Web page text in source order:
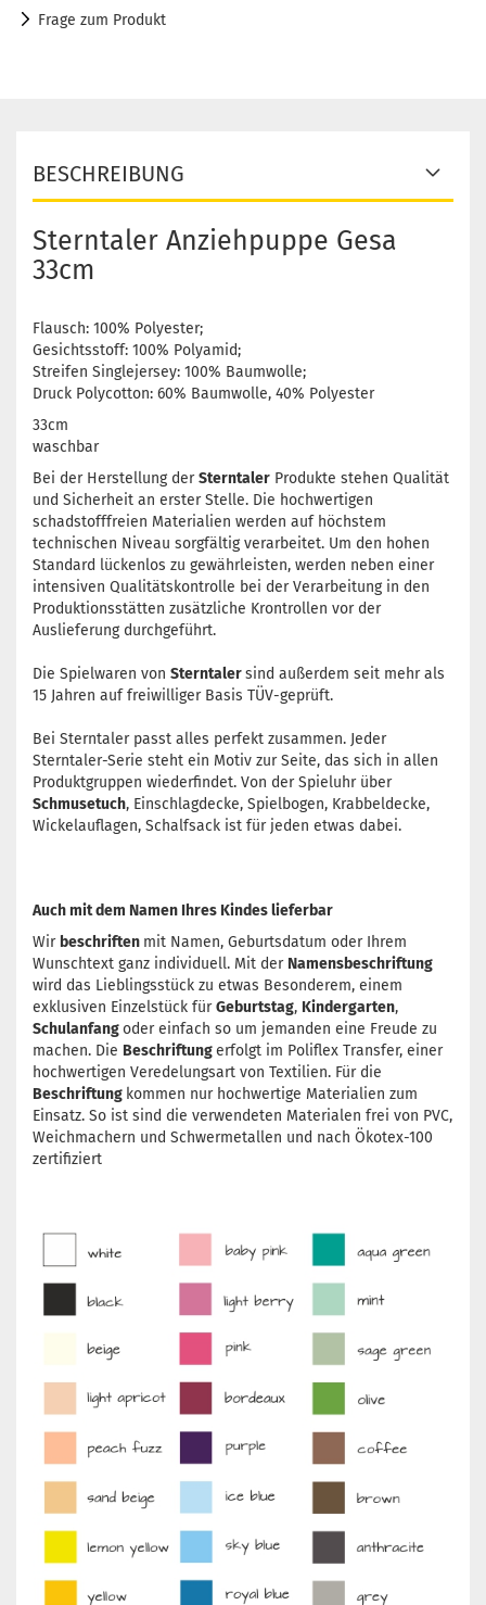
Frage zum Produkt
BESCHREIBUNG
Sterntaler Anziehpuppe Gesa
33cm
Flausch: 100% Polyester;
Gesichtsstoff: 100% Polyamid;
Streifen Singlejersey: 100% Baumwolle;
Druck Polycotton: 60% Baumwolle, 40% Polyester
33cm
waschbar
Bei der Herstellung derSterntaler Produkte stehen Qualität
und Sicherheit an erster Stelle. Die hochwertigen
schadstofffreien Materialien werden auf höchstem
technischen Niveau sorgfältig verarbeitet. Um den hohen
Standard lückenlos zu gewährleisten, werden neben einer
intensiven Qualitätskontrolle bei der Verarbeitung in den
Produktionsstätten zusätzliche Krontrollen vor der
Auslieferung durchgeführt.
Die Spielwaren von Sterntalersind außerdem seit mehr als
15 Jahren auf freiwilliger Basis TÜV-geprüft.
Bei Sterntaler passt alles perfekt zusammen. Jeder
Sterntaler-Serie steht ein Motiv zur Seite, das sich in allen
Produktgruppen wiederfindet. Von der Spieluhr über
Schmusetuch, Einschlagdecke, Spielbogen, Krabbeldecke,
Wickelauflagen, Schalfsack ist für jeden etwas dabei.
Auch mit dem Namen Ihres Kindes lieferbar
Wir beschriften mit Namen, Geburtsdatum oder Ihrem
Wunschtext ganz individuell. Mit der Namensbeschriftung
wird das Lieblingsstück zu etwas Besonderem, einem
exklusiven Einzelstück fürGeburtstag, Kindergarten,
Schulanfangoder einfach so um jemanden eine Freude zu
machen. Die Beschriftungerfolgt im Poliflex Transfer, einer
hochwertigen Veredelungsart von Textilien. Für die
Beschriftung kommen nur hochwertige Materialien zum
Einsatz. So ist sind die verwendeten Materialen frei von PVC,
Weichmachern und Schwermetallen und nach Ökotex-100
zertifiziert